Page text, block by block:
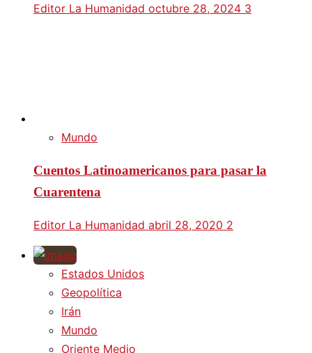
Editor La Humanidad octubre 28, 2024 3
Mundo
Cuentos Latinoamericanos para pasar la
Cuarentena
Editor La Humanidad abril 28, 2020 2
Estados Unidos
Geopolítica
Irán
Mundo
Oriente Medio